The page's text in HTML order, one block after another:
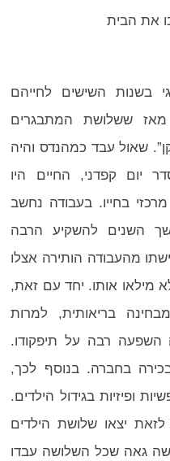
את הבית
בשנות השישים לחייהם
ששלושת המתבגרים
שאול עבד כמהנדס והיה
יום קפדני, החיים היו
בחייו. בעבודה נחשב
השנים להשקיע הרבה
מהעבודה הותירה אצלו
מילאו אותו. יחד עם זאת,
בריאותית, למרות
השפעה רבה על תיפקודו.
בחברה. בנוסף לכך,
ופיזיות בגידול הילדים.
יצאו שלושת הילדים
גאה שכל השלושה עבדו